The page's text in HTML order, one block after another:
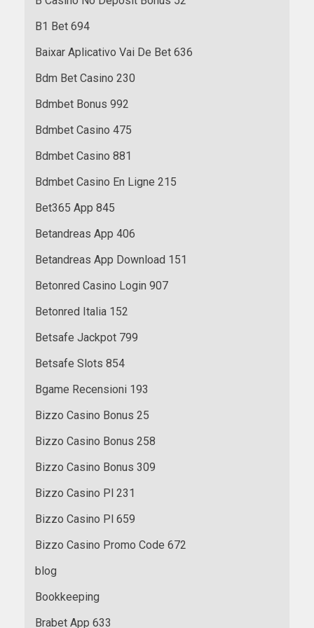
B1 Bet 694
Baixar Aplicativo Vai De Bet 636
Bdm Bet Casino 230
Bdmbet Bonus 992
Bdmbet Casino 475
Bdmbet Casino 881
Bdmbet Casino En Ligne 215
Bet365 App 845
Betandreas App 406
Betandreas App Download 151
Betonred Casino Login 907
Betonred Italia 152
Betsafe Jackpot 799
Betsafe Slots 854
Bgame Recensioni 193
Bizzo Casino Bonus 25
Bizzo Casino Bonus 258
Bizzo Casino Bonus 309
Bizzo Casino Pl 231
Bizzo Casino Pl 659
Bizzo Casino Promo Code 672
blog
Bookkeeping
Brabet App 633